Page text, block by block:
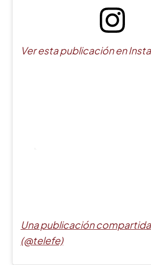
Ver esta publicación en
Una publicación
(@telefe)